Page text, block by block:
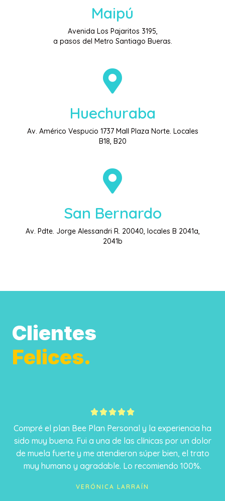
Maipú
Avenida Los Pajaritos 3195,
a pasos del Metro Santiago Bueras.
Huechuraba
Av. Américo Vespucio 1737 Mall Plaza Norte. Locales
B18, B20
San Bernardo
Av. Pdte. Jorge Alessandri R. 20040, locales B 2041a,
2041b
Clientes
Felices.
5
Compré el plan Bee Plan Personal y la experiencia ha
sido muy buena. Fui a una de las clínicas por un dolor
de muela fuerte y me atendieron súper bien, el trato
muy humano y agradable. Lo recomiendo 100%.
VERÓNICA LARRAÍN